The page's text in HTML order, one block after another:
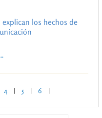
los hechos de
4 | 5 | 6 |